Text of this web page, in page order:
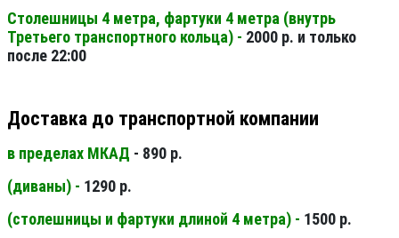
Столешницы 4 метра, фартуки 4 метра (внутрь
Третьего транспортного кольца) - 2000 р. и только
после 22:00
Доставка до транспортной компании
в пределах МКАД - 890 р.
(диваны) - 1290 р.
(столешницы и фартуки длиной 4 метра) - 1500 р.